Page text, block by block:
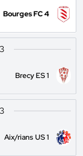
Bourges FC 4
Brecy ES 1
Aix/rians US 1